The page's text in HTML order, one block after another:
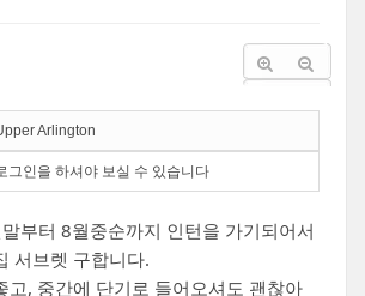
Arlington
그인을 하셔야 보실 수 있습니다
부터 8월중순까지 인턴을 가기되어서
서브렛 구합니다.
고, 중간에 단기로 들어오셔도 괜찮아